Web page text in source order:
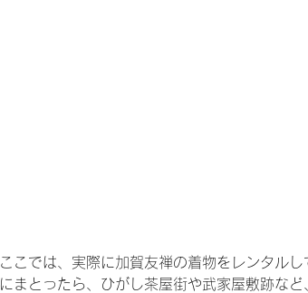
ここでは、実際に加賀友禅の着物をレンタル
にまとったら、ひがし茶屋街や武家屋敷跡な